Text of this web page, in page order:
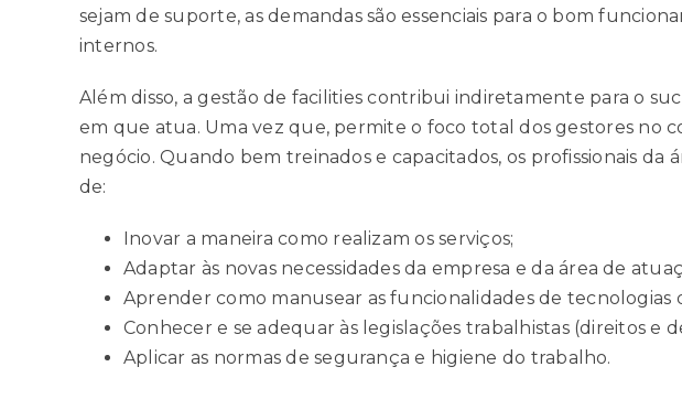
sejam de suporte, as demandas são essenciais para o bom
internos.
Além disso, a gestão de facilities contribui indiretamente para o
em que atua. Uma vez que, permite o foco total dos gestores no
negócio. Quando bem treinados e capacitados, os profissionais da
de:
Inovar a maneira como realizam os serviços;
Adaptar às novas necessidades da empresa e da área de
Aprender como manusear as funcionalidades de tecnologias
Conhecer e se adequar às legislações trabalhistas (direitos e
Aplicar as normas de segurança e higiene do trabalho.